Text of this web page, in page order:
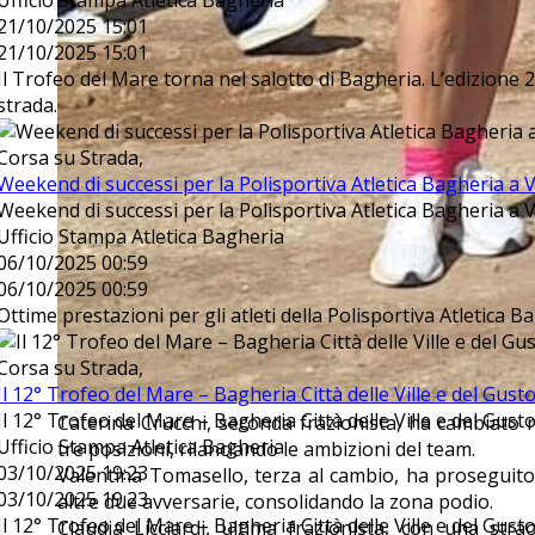
Caterina Crucchi, seconda frazionista, ha
tre posizioni, rilanciando le ambizioni del team.
Valentina Tomasello, terza al cambio, ha
altre due avversarie, consolidando la zona podio.
Claudia Licciardi, ultima frazionista, con una
10/2025 15:01
10/2025 15:01
Trofeo del Mare torna nel salotto di Bagheria. L’edizione
su Strada,
di successi per la Polisportiva Atletica Bagheria a
di successi per la Polisportiva Atletica Bagheria a
Stampa Atletica Bagheria
10/2025 00:59
10/2025 00:59
prestazioni per gli atleti della Polisportiva Atletica
su Strada,
12° Trofeo del Mare – Bagheria Città delle Ville e del
12° Trofeo del Mare – Bagheria Città delle Ville e del
Stampa Atletica Bagheria
10/2025 19:23
10/2025 19:23
12° Trofeo del Mare – Bagheria Città delle Ville e del